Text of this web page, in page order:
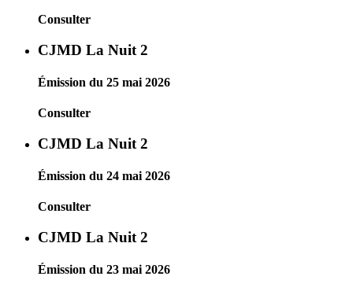
Consulter
CJMD La Nuit 2
Émission du 25 mai 2026
Consulter
CJMD La Nuit 2
Émission du 24 mai 2026
Consulter
CJMD La Nuit 2
Émission du 23 mai 2026